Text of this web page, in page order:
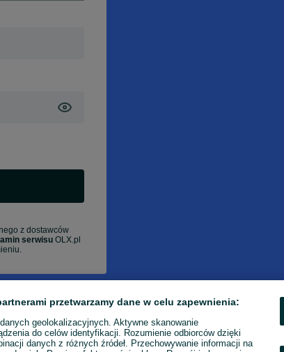
z dostawców
serwisu OLX.pl
przetwarzamy dane w celu zapewnienia:
geolokalizacyjnych. Aktywne skanowanie
do celów identyfikacji. Rozumienie odbiorców dzięki
danych z różnych źródeł. Przechowywanie informacji na